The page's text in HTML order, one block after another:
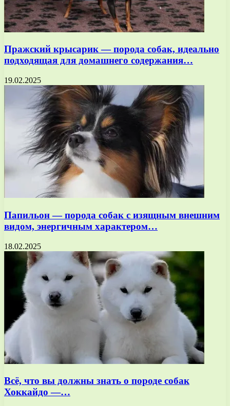
Пражский крысарик — порода собак, идеально
подходящая для домашнего содержания…
19.02.2025
Папильон — порода собак с изящным внешним
видом, энергичным характером…
18.02.2025
Всё, что вы должны знать о породе собак
Хоккайдо —…